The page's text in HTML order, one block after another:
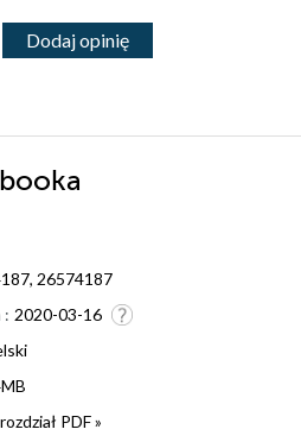
Dodaj opinię
26574187
: 2020-03-16
PDF »